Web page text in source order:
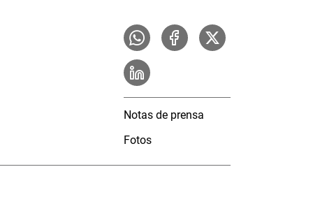
Notas de prensa
Fotos